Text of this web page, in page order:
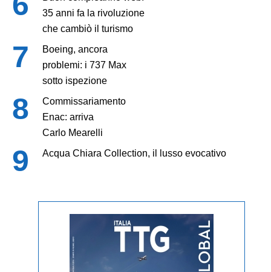
35 anni fa la rivoluzione
che cambiò il turismo
Boeing, ancora
problemi: i 737 Max
sotto ispezione
Commissariamento
Enac: arriva
Carlo Mearelli
Acqua Chiara Collection, il lusso evocativo